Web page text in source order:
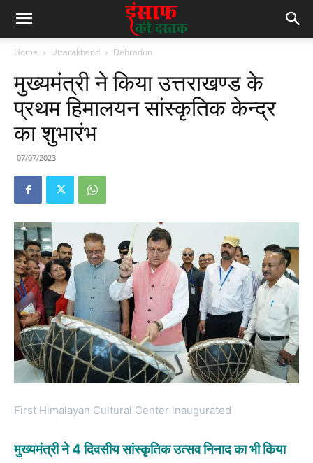
Home Uttarakhand Dehradun
मुख्यमंत्री ने किया उत्तराखण्ड के
प्रथम हिमालयन सांस्कृतिक केन्द्र
का शुभारंभ
07/07/2023
First Himalayan Cultural Center inaugurated
मुख्यमंत्री ने 4 दिवसीय सांस्कृतिक उत्सव निनाद का भी किया